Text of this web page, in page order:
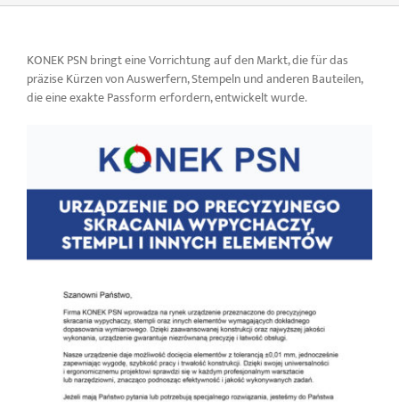
KONEK PSN bringt eine Vorrichtung auf den Markt, die für das
präzise Kürzen von Auswerfern, Stempeln und anderen Bauteilen,
die eine exakte Passform erfordern, entwickelt wurde.